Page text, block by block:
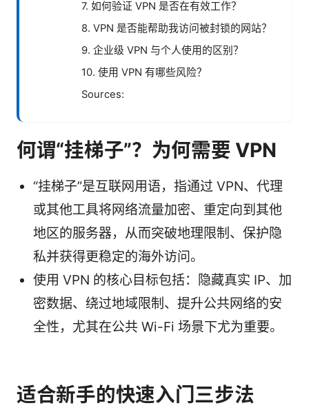
7. 如何验证 VPN 是否在有效工作？
8. VPN 是否能帮助我访问被封锁的网站？
9. 企业级 VPN 与个人使用的区别？
10. 使用 VPN 有哪些风险？
Sources:
何谓“挂梯子”？为何需要 VPN
“挂梯子”是互联网用语，指通过 VPN、代理
或其他工具将网络流量加密、重定向到其他
地区的服务器，从而突破地理限制、保护隐
私并获得更稳定的海外访问。
使用 VPN 的核心目标包括：隐藏真实 IP、加
密数据、绕过地域限制、提升公共网络的安
全性，尤其在公共 Wi-Fi 场景下尤为重要。
适合新手的快速入门三步法